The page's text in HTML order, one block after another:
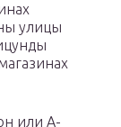
улицы
или A-